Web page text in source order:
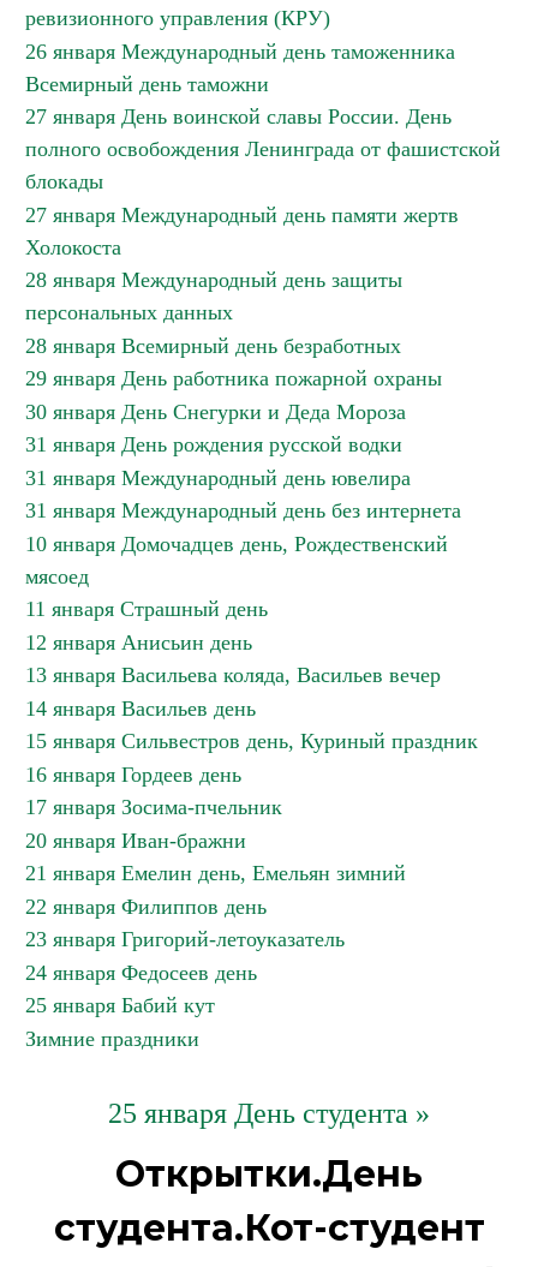
ревизионного управления (КРУ)
26 января Международный день таможенника
Всемирный день таможни
27 января День воинской славы России. День
полного освобождения Ленинграда от фашистской
блокады
27 января Международный день памяти жертв
Холокоста
28 января Международный день защиты
персональных данных
28 января Всемирный день безработных
29 января День работника пожарной охраны
30 января День Снегурки и Деда Мороза
31 января День рождения русской водки
31 января Международный день ювелира
31 января Международный день без интернета
10 января Домочадцев день, Рождественский
мясоед
11 января Страшный день
12 января Анисьин день
13 января Васильева коляда, Васильев вечер
14 января Васильев день
15 января Сильвестров день, Куриный праздник
16 января Гордеев день
17 января Зосима-пчельник
20 января Иван-бражни
21 января Емелин день, Емельян зимний
22 января Филиппов день
23 января Григорий-летоуказатель
24 января Федосеев день
25 января Бабий кут
Зимние праздники
25 января День студента »
Открытки.День
студента.Кот-студент